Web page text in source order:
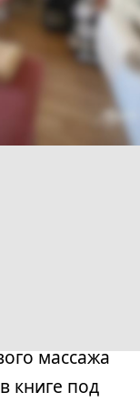
массажа
книге под